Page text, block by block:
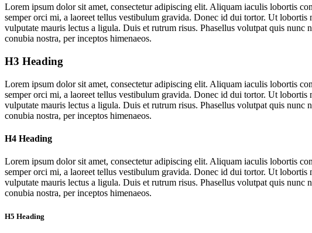
Lorem ipsum dolor sit amet, consectetur adipiscing elit. Aliquam iaculis lobortis
semper orci mi, a laoreet tellus vestibulum gravida. Donec id dui tortor. Ut
vulputate mauris lectus a ligula. Duis et rutrum risus. Phasellus volutpat quis
conubia nostra, per inceptos himenaeos.
H3 Heading
Lorem ipsum dolor sit amet, consectetur adipiscing elit. Aliquam iaculis lobortis
semper orci mi, a laoreet tellus vestibulum gravida. Donec id dui tortor. Ut
vulputate mauris lectus a ligula. Duis et rutrum risus. Phasellus volutpat quis
conubia nostra, per inceptos himenaeos.
H4 Heading
Lorem ipsum dolor sit amet, consectetur adipiscing elit. Aliquam iaculis lobortis
semper orci mi, a laoreet tellus vestibulum gravida. Donec id dui tortor. Ut
vulputate mauris lectus a ligula. Duis et rutrum risus. Phasellus volutpat quis
conubia nostra, per inceptos himenaeos.
H5 Heading